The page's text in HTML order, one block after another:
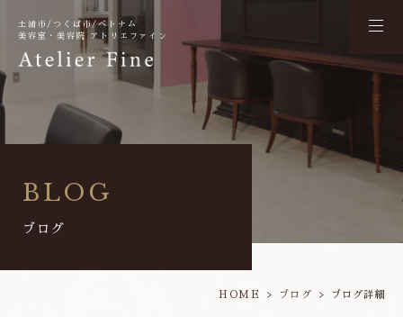
土浦市/つくば市/ベトナム
美容室・美容院 アトリエファイン
BLOG
ブログ
HOME ブログ ブログ詳細